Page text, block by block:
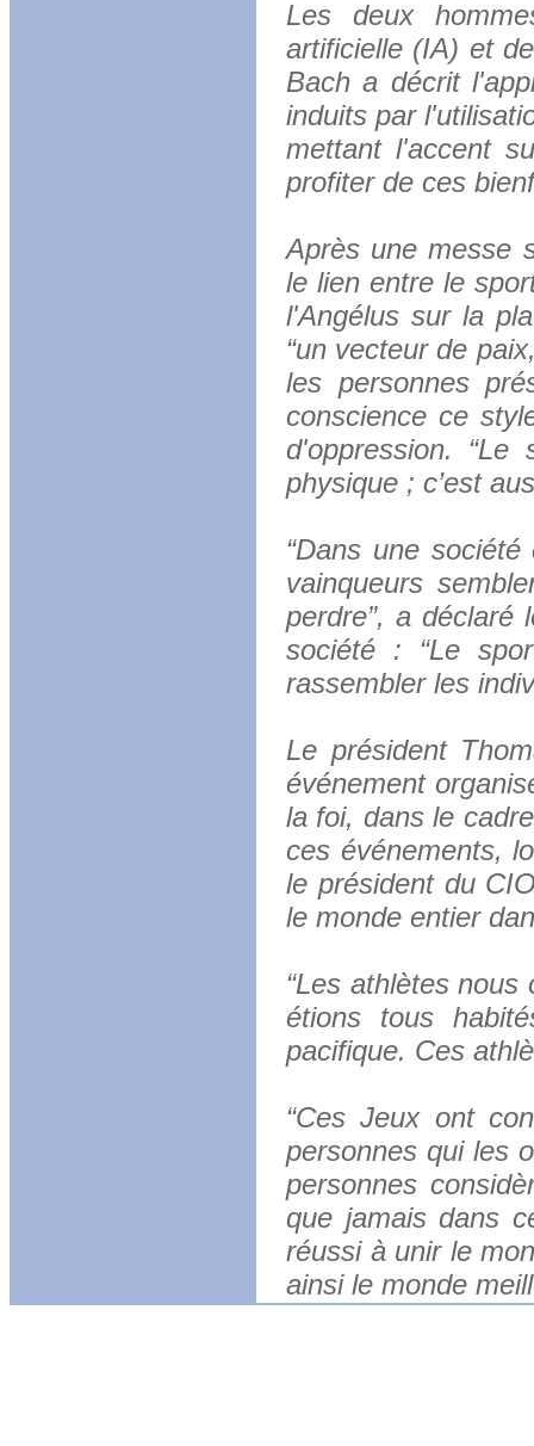
Les deux
artificielle (IA) et
Bach a décrit
induits par
mettant l'accent
profiter de ces
Après une messe
le lien entre le
l'Angélus sur la
“un vecteur de
les personnes
conscience ce
d'oppression.
physique ; c’est
“Dans une
vainqueurs
perdre”, a déclaré
société : “Le
rassembler les
Le président
événement
la foi, dans le
ces événements,
le président du
le monde entier
“Les athlètes
étions tous
pacifique. Ces
“Ces Jeux ont
personnes qui les
personnes
que jamais dans
réussi à unir le
ainsi le monde